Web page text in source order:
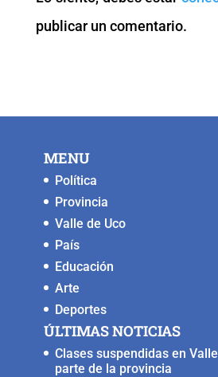
o
k
p k
publicar un comentario.
MENU
Política
Provincia
Valle de Uco
País
Educación
Arte
Deportes
ÚLTIMAS NOTICIAS
Clases suspendidas en
parte de la provincia